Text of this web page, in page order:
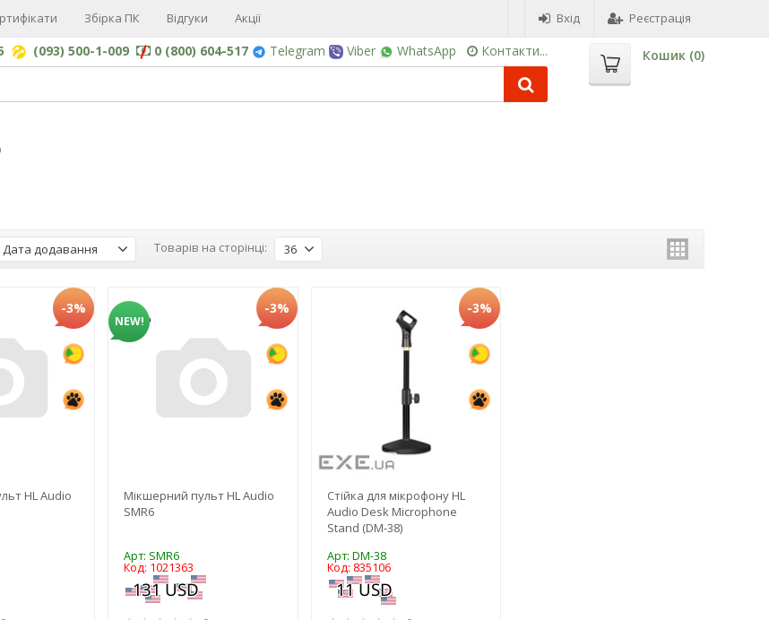
Збірка ПК Відгуки Акції Вхід Реєстрація
(093) 500-1-009 0 (800) 604-517 Telegram Viber WhatsApp Контакти... Кошик (0)
Дата додавання Товарів на сторінці: 36
-3%
HL Audio
NEW!
-3%
Мікшерний пульт HL Audio
SMR6
Арт: SMR6
Код: 1021363
-3%
Стійка для мікрофону HL
Audio Desk Microphone
Stand (DM-38)
Арт: DM-38
Код: 835106